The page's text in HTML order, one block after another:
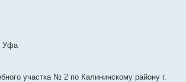
Уфа
участка № 2 по Калининскому району г.